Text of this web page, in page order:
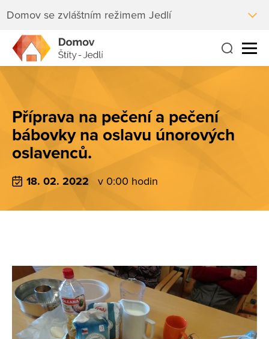
Domov se zvláštním režimem Jedlí
Příprava na pečení a pečení
bábovky na oslavu únorových
oslavenců.
18. 02. 2022 v 0:00 hodin